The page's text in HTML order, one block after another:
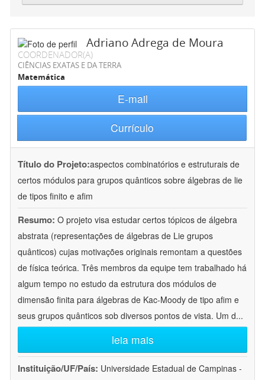
Adriano Adrega de Moura
COORDENADOR(A)
CIÊNCIAS EXATAS E DA TERRA
Matemática
E-mail
Currículo
Título do Projeto:aspectos combinatórios e estruturais de
certos módulos para grupos quânticos sobre álgebras de lie
de tipos finito e afim
Resumo: O projeto visa estudar certos tópicos de álgebra
abstrata (representações de álgebras de Lie grupos
quânticos) cujas motivações originais remontam a questões
de física teórica. Três membros da equipe tem trabalhado há
algum tempo no estudo da estrutura dos módulos de
dimensão finita para álgebras de Kac-Moody de tipo afim e
seus grupos quânticos sob diversos pontos de vista. Um d...
leia mais
Instituição/UF/País: Universidade Estadual de Campinas -